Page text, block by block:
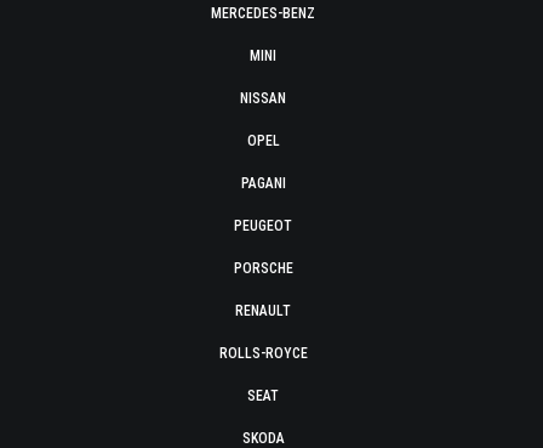
MERCEDES-BENZ
MINI
NISSAN
OPEL
PAGANI
PEUGEOT
PORSCHE
RENAULT
ROLLS-ROYCE
SEAT
SKODA